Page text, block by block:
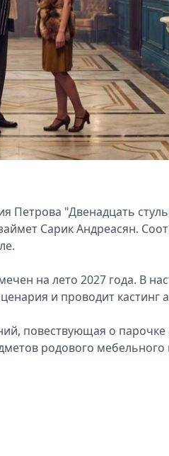
Петрова "Двенадцать
Сарик Андреасян.
на лето 2027 года. В
и проводит кастинг
повествующая о парочке
родового мебельного